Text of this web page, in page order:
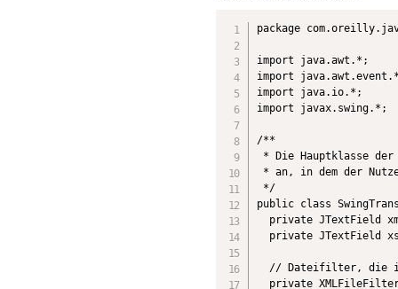
package
import java.awt.*;
import
import java.io.*;
import javax.swing.*;
/**
* Die Hauptklasse der
* an, in dem der
*/
public class
private JTextField
private JTextField
// Dateifilter, die
private